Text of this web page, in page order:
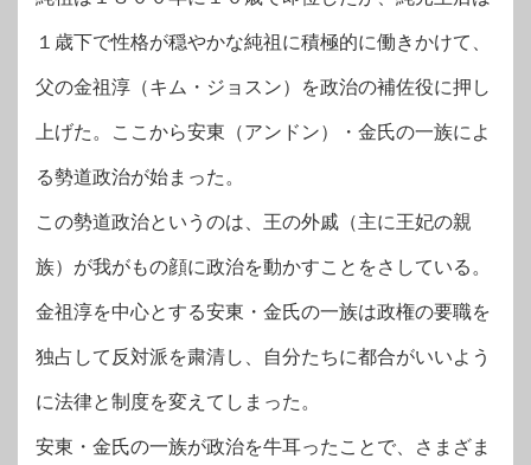
１歳下で性格が穏やかな純祖に積極的に働きかけて、
父の金祖淳（キム・ジョスン）を政治の補佐役に押し
上げた。ここから安東（アンドン）・金氏の一族によ
る勢道政治が始まった。
この勢道政治というのは、王の外戚（主に王妃の親
族）が我がもの顔に政治を動かすことをさしている。
金祖淳を中心とする安東・金氏の一族は政権の要職を
独占して反対派を粛清し、自分たちに都合がいいよう
に法律と制度を変えてしまった。
安東・金氏の一族が政治を牛耳ったことで、さまざま